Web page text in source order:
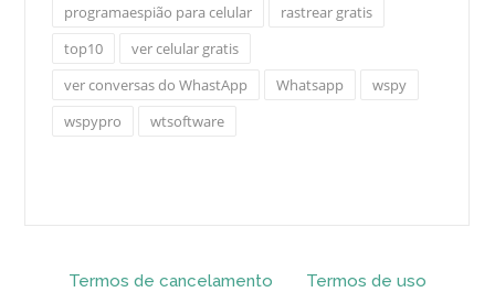
programaespião para celular
rastrear gratis
top10
ver celular gratis
ver conversas do WhastApp
Whatsapp
wspy
wspypro
wtsoftware
Termos de cancelamento Termos de uso